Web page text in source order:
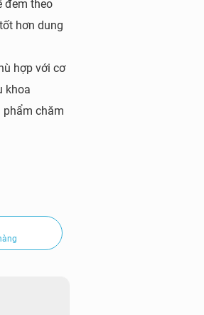
đem theo
hơn dung
hợp với cơ
khoa
phẩm chăm